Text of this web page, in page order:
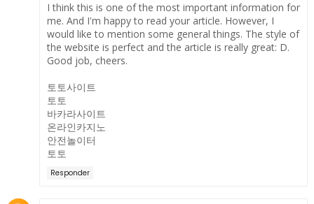
I think this is one of the most important information for
me. And I'm happy to read your article. However, I
would like to mention some general things. The style of
the website is perfect and the article is really great: D.
Good job, cheers.
토토사이트
토토
바카라사이트
온라인카지노
안전놀이터
토토
Responder